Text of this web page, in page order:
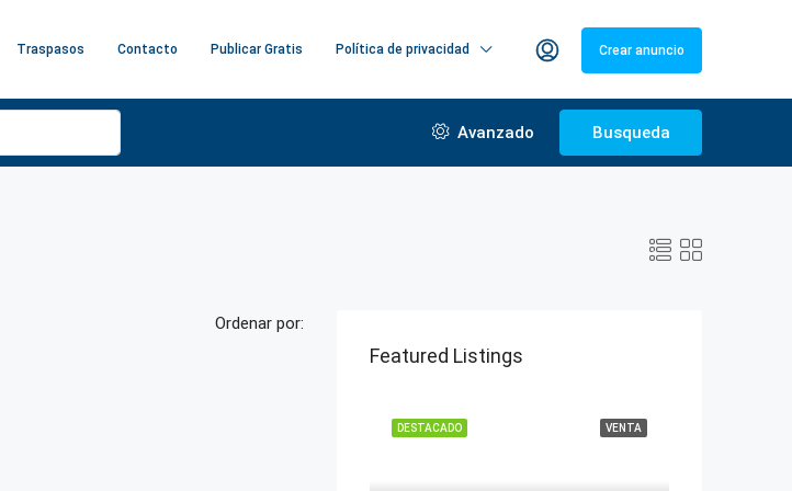
Traspasos Contacto Publicar Gratis Política de privacidad Crear anuncio
Avanzado Busqueda
Ordenar por:
Featured Listings
VENTA
DESTACADO